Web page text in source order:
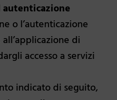
o l’autenticazione
di
accesso a servizi
indicato di seguito,